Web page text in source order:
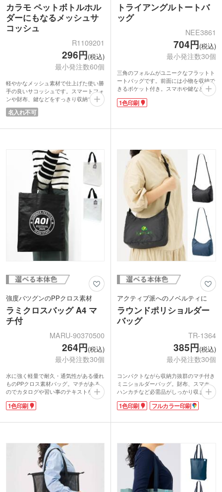
カラモ ペットボトルホル
ダーにもなるメッシュサ
コッシュ
R1109201
296円(税込)
最小発注数60個
軽やかなメッシュ素材で仕上げた使い勝
手の良いサコッシュです。スマートフォ
ンや財布、鍵などをすっきり収納できる
サイズ感でちょっとしたお出かけにぴっ
たり。
える便利な仕様で、外出時の水分補給に
タン付きで中身が飛び出しにくく安心で
す。日常からアウトドアまで幅広く活躍
名入れ不可
トライアングルトートバ
ッグ
NEE3861
704円(税込)
最小発注数30個
三角のフォルムがユニークなフラットト
ートバッグです。前面には小物を収納で
きるポケット付き。スマホや鍵などの出
し入れもスムーズです。内側には仕切り
もあります。長めのハンドルで肩掛け
約10㎏もあるので、お買い得の重いお米
OPP個包装でコンパクト。手渡しやすく
ノベルティにおススメです。1色の名入
れロゴ印刷に対応しています。
1色印刷
強度バツグンのPPクロス素材
ラミクロスバッグ A4 マ
チ付
MARU-90370500
264円(税込)
最小発注数30個
水に強く軽量で耐久・通気性がある優れ
ものPPクロス素材バッグ。マチがある
のでカタログや習い事のテキストなど重
い荷物が楽に運べて自立します。汚れて
もサッと拭けば綺麗になるから、お手入
す。
レルショップ・雑貨店のショッパーにい
かかでしょうか？末永く愛用してもらえ
るノベルティで人気があります。
1色印刷
アクティブ派へのノベルティに
ラウンドポリショルダー
バッグ
TR-1364
385円(税込)
最小発注数30個
コンパクトながら収納力抜群のマチ付き
ミニショルダーバッグ。財布、スマホ、
ハンカチなど必需品がしっかり収まりま
す。長さ調節可能な肩紐で男女問わず使
いやすく、短めにしてボディバッグ風に
1色またはフルカラーで名入れができま
です。
1色印刷 フルカラー印刷